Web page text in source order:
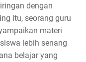
dengan
itu, seorang guru
materi
lebih senang
belajar yang